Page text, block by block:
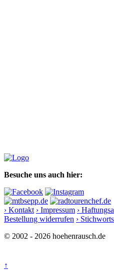
Besuche uns auch hier:
› Kontakt › Impressum ›
Bestellung widerrufen ›
© 2002 - 2026 hoehenrausch.de
↑